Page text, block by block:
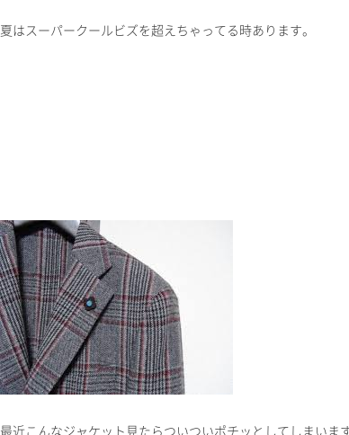
夏はスーパークールビズを超えちゃってる時あります。
最近こんなジャケット見たらついついポチッとしてしまいま